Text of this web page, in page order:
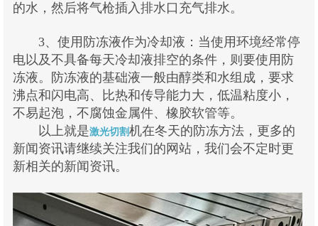
的水，然后将气枪插入排水口充气排水。
3、使用防冻液作为冷却液：当使用环境经常停
电以及不具备每天冷却液排空的条件，则要使用防
冻液。防冻液的基础液一般由醇类和水组成，要求
沸点和闪电高、比热和传导能力大，低温粘度小，
不易起泡，不腐蚀金属件、橡胶软管等。
以上就是激光切割机在冬天的防冻方法，更多的
新闻资讯请继续关注我们的网站，我们会不定时更
新相关的新闻资讯。